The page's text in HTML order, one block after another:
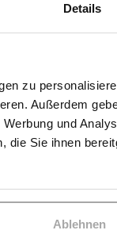
Details
zu
Außerdem
und
die Sie ihnen
Ablehnen